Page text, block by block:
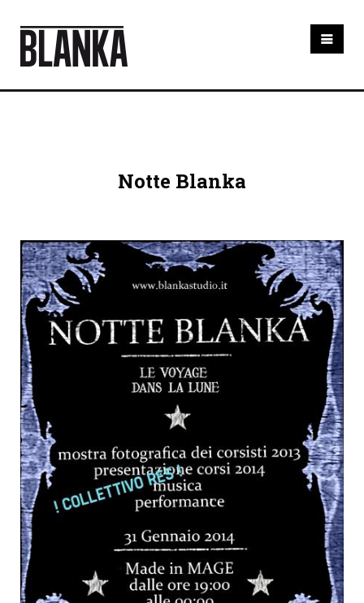
NOLEGGIO
SERVIZI
RITRATTO DI FAMIGLIA
WEDDING
NOLEGGIO STUDIO FOTOGRAFICO
SHOP
BLANKA GIFT
MOSTRE
CONCRETE – FEDERICO TORRA
23 – GIULIA BERSANI
BLANKA INCONTRA I FOTOGRAFI
(LE) BLANKA#1
MOSTRE CASETTA GIALLA -MADE IN MAGE
ABOUT
CONTATTI
Notte Blanka